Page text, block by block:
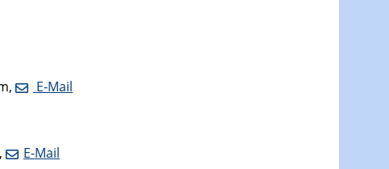
E-Mail
,
E-Mail